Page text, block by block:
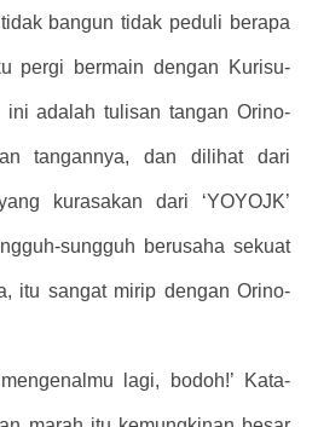
bangun tidak peduli berapa
pergi bermain dengan Kurisu-
ini adalah tulisan tangan Orino-
tangannya, dan dilihat dari
kurasakan dari ‘YOYOJK’
sungguh berusaha sekuat
itu sangat mirip dengan Orino-
lagi, bodoh!’ Kata-